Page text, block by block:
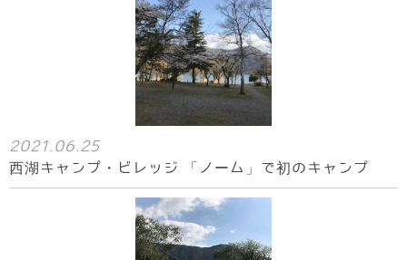
2021.06.25
西湖キャンプ・ビレッジ 「ノーム」で初のキャンプ